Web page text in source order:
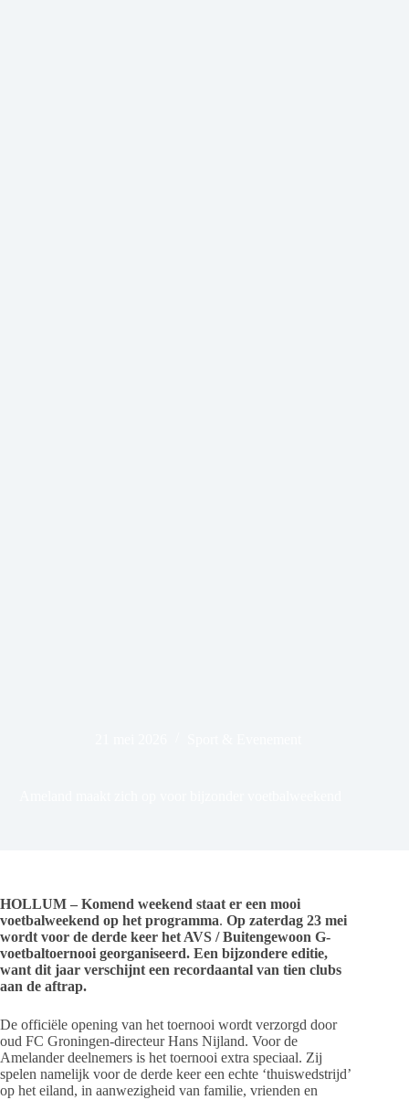
HOLLUM – Komend weekend staat er een mooi
voetbalweekend op het programma. Op zaterdag 23 mei
wordt voor de derde keer het AVS / Buitengewoon G-
voetbaltoernooi georganiseerd. Een bijzondere editie,
want dit jaar verschijnt een recordaantal van tien clubs
aan de aftrap.
De officiële opening van het toernooi wordt verzorgd door
oud FC Groningen-directeur Hans Nijland. Voor de
Amelander deelnemers is het toernooi extra speciaal. Zij
spelen namelijk voor de derde keer een echte ‘thuiswedstrijd’
op het eiland, in aanwezigheid van familie, vrienden en